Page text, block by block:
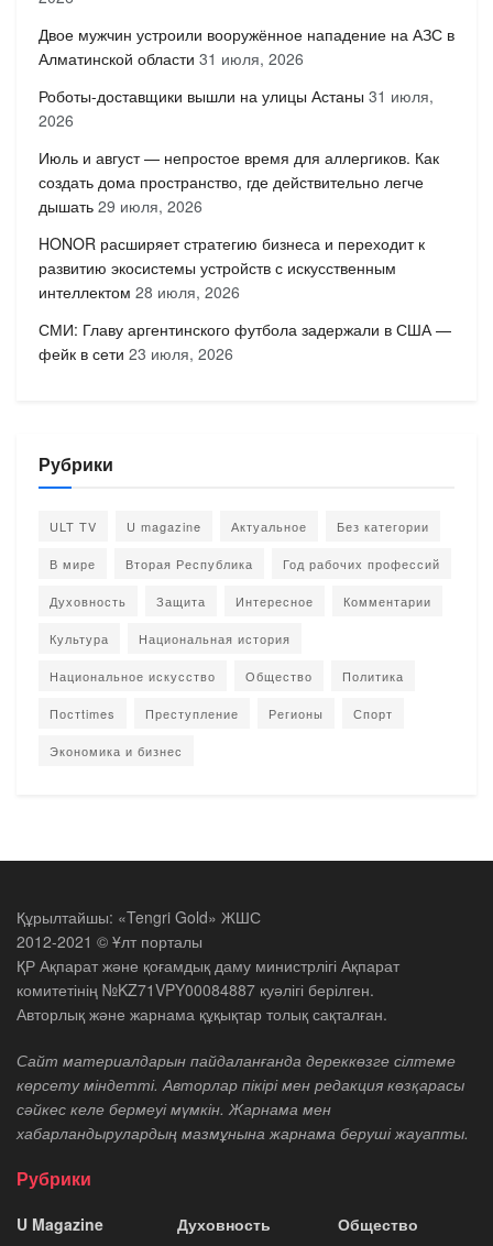
Двое мужчин устроили вооружённое нападение на АЗС в
Алматинской области 31 июля, 2026
Роботы-доставщики вышли на улицы Астаны 31 июля,
2026
Июль и август — непростое время для аллергиков. Как
создать дома пространство, где действительно легче
дышать 29 июля, 2026
HONOR расширяет стратегию бизнеса и переходит к
развитию экосистемы устройств с искусственным
интеллектом 28 июля, 2026
СМИ: Главу аргентинского футбола задержали в США —
фейк в сети 23 июля, 2026
Рубрики
ULT TV U magazine Актуальное Без категории
В мире Вторая Республика Год рабочих профессий
Духовность Защита Интересное Комментарии
Культура Национальная история
Национальное искусство Общество Политика
Постtimes Преступление Регионы Спорт
Экономика и бизнес
Құрылтайшы: «Tengri Gold» ЖШС
2012-2021 © Ұлт порталы
ҚР Ақпарат және қоғамдық даму министрлігі Ақпарат
комитетінің №KZ71VPY00084887 куәлігі берілген.
Авторлық және жарнама құқықтар толық сақталған.
Сайт материалдарын пайдаланғанда дереккөзге сілтеме
көрсету міндетті. Авторлар пікірі мен редакция көзқарасы
сәйкес келе бермеуі мүмкін. Жарнама мен
хабарландырулардың мазмұнына жарнама беруші жауапты.
Рубрики
U Magazine
Духовность
Общество